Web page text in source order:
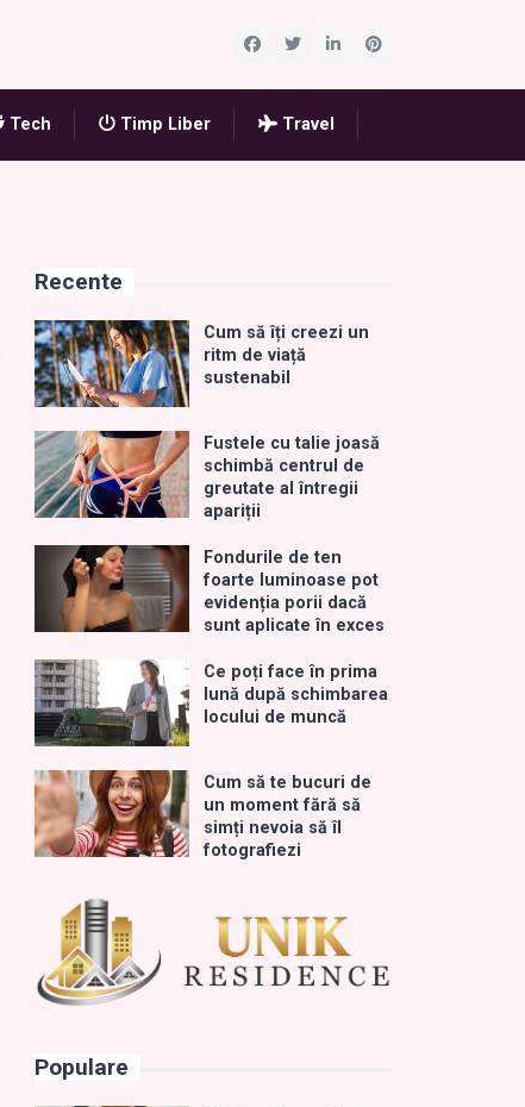
Tech Timp Liber Travel
Recente
Cum să îți creezi un
ritm de viață
sustenabil
Fustele cu talie joasă
schimbă centrul de
greutate al întregii
apariții
Fondurile de ten
foarte luminoase pot
evidenția porii dacă
sunt aplicate în exces
Ce poți face în prima
lună după schimbarea
locului de muncă
Cum să te bucuri de
un moment fără să
simți nevoia să îl
fotografiezi
Populare